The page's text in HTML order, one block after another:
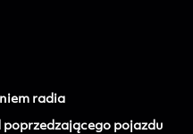
radia
pojazdu